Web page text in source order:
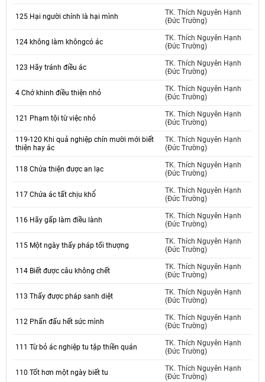
125 Hại người chính là hại mình
TK. Thích Nguyên Hạnh
(Đức Trường)
124 không làm khôngcó ác
TK. Thích Nguyên Hạnh
(Đức Trường)
123 Hãy tránh điều ác
TK. Thích Nguyên Hạnh
(Đức Trường)
4 Chớ khinh điều thiện nhỏ
TK. Thích Nguyên Hạnh
(Đức Trường)
121 Phạm tội từ việc nhỏ
TK. Thích Nguyên Hạnh
(Đức Trường)
119-120 Khi quả nghiệp chín mười mới biết
thiện hay ác
TK. Thích Nguyên Hạnh
(Đức Trường)
118 Chứa thiện được an lạc
TK. Thích Nguyên Hạnh
(Đức Trường)
117 Chứa ác tất chịu khổ
TK. Thích Nguyên Hạnh
(Đức Trường)
116 Hãy gấp làm điều lành
TK. Thích Nguyên Hạnh
(Đức Trường)
115 Một ngày thấy pháp tối thượng
TK. Thích Nguyên Hạnh
(Đức Trường)
114 Biết được câu không chết
TK. Thích Nguyên Hạnh
(Đức Trường)
113 Thấy được pháp sanh diệt
TK. Thích Nguyên Hạnh
(Đức Trường)
112 Phấn đấu hết sức mình
TK. Thích Nguyên Hạnh
(Đức Trường)
111 Từ bỏ ác nghiệp tu tập thiền quán
TK. Thích Nguyên Hạnh
(Đức Trường)
110 Tốt hơn một ngày biết tu
TK. Thích Nguyên Hạnh
(Đức Trường)